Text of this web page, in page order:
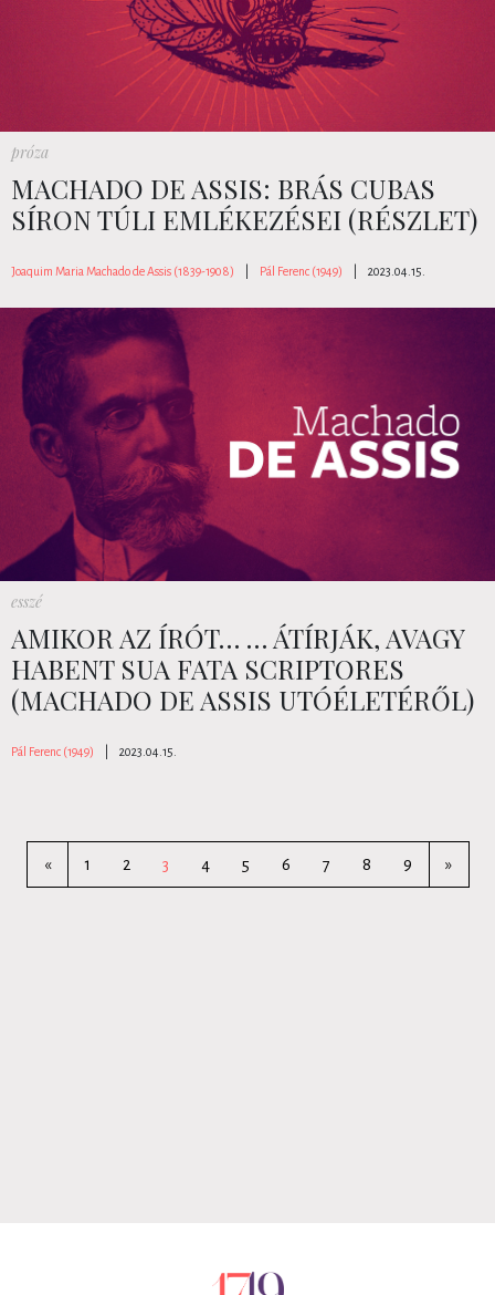
próza
MACHADO DE ASSIS: BRÁS CUBAS
SÍRON TÚLI EMLÉKEZÉSEI (RÉSZLET)
Joaquim Maria Machado de Assis (1839-1908) Pál Ferenc (1949) 2023.04.15.
esszé
AMIKOR AZ ÍRÓT… … ÁTÍRJÁK, AVAGY
HABENT SUA FATA SCRIPTORES
(MACHADO DE ASSIS UTÓÉLETÉRŐL)
Pál Ferenc (1949) 2023.04.15.
« 1 2 3 4 5 6 7 8 9 »